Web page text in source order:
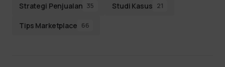
Strategi Penjualan 35 Studi Kasus 21
Tips Marketplace 66